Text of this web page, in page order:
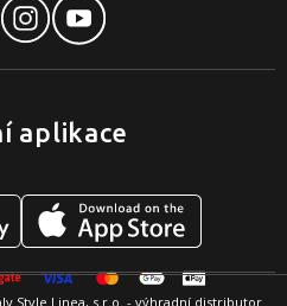
aplikace
Style Linea, s.r.o. - výhradní distributor